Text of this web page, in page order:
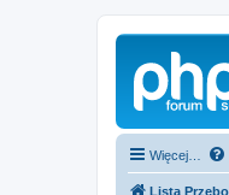
Więcej…
Lista